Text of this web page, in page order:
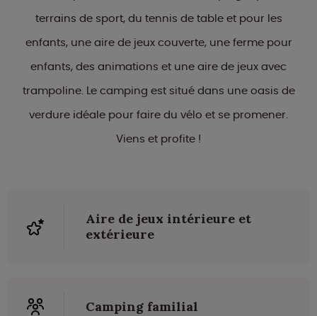
terrains de sport, du tennis de table et pour les
enfants, une aire de jeux couverte, une ferme pour
enfants, des animations et une aire de jeux avec
trampoline. Le camping est situé dans une oasis de
verdure idéale pour faire du vélo et se promener.
Viens et profite !
Aire de jeux intérieure et
extérieure
Camping familial